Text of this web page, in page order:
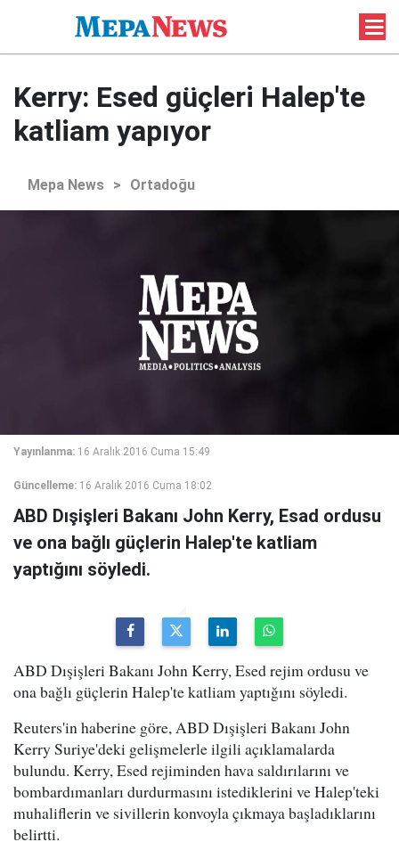
Kerry: Esed güçleri Halep'te
katliam yapıyor
Mepa News > Ortadoğu
Yayınlanma: 16 Aralık 2016 Cuma 15:49
Güncelleme: 16 Aralık 2016 Cuma 18:02
ABD Dışişleri Bakanı John Kerry, Esad ordusu
ve ona bağlı güçlerin Halep'te katliam
yaptığını söyledi.
ABD Dışişleri Bakanı John Kerry, Esed rejim ordusu ve
ona bağlı güçlerin Halep'te katliam yaptığını söyledi.
Reuters'in haberine göre, ABD Dışişleri Bakanı John
Kerry Suriye'deki gelişmelerle ilgili açıklamalarda
bulundu. Kerry, Esed rejiminden hava saldırılarını ve
bombardımanları durdurmasını istediklerini ve Halep'teki
muhaliflerin ve sivillerin konvoyla çıkmaya başladıklarını
belirtti.